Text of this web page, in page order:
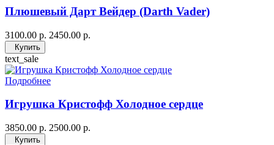
Плюшевый Дарт Вейдер (Darth Vader)
3100.00 р. 2450.00 р.
Купить
text_sale
Подробнее
Игрушка Кристофф Холодное сердце
3850.00 р. 2500.00 р.
Купить